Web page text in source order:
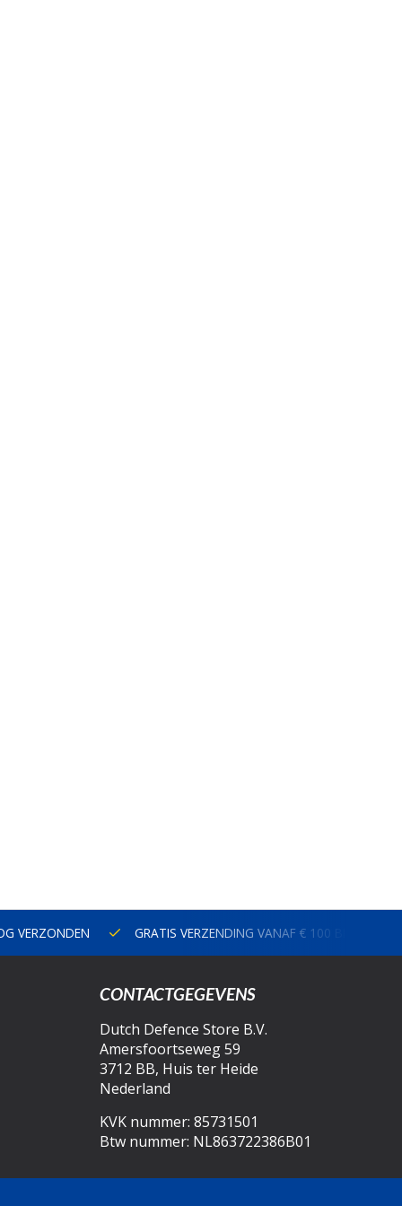
VERZONDEN GRATIS VERZENDING VANAF € 100 BINNEN
CONTACTGEGEVENS
Dutch Defence Store B.V.
Amersfoortseweg 59
3712 BB, Huis ter Heide
Nederland
KVK nummer: 85731501
Btw nummer: NL863722386B01